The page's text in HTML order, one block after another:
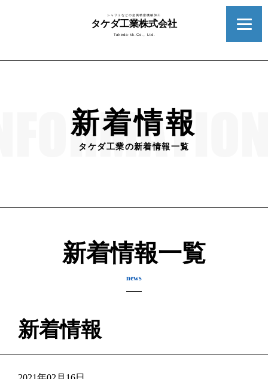
シャフトなどの金属精密機械加工
タケダ工業株式会社
Takeda-kk.Co., Ltd.
新着情報
タケダ工業の新着情報一覧
新着情報一覧
news
新着情報